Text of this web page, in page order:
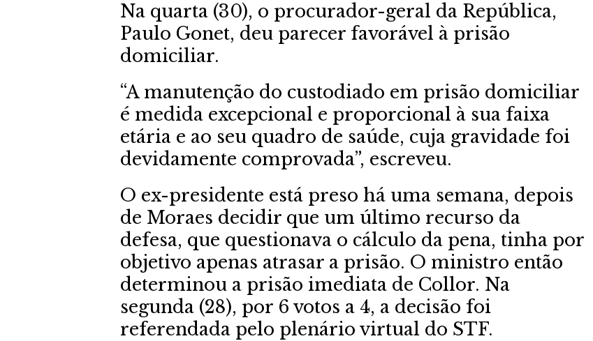
Na quarta (30), o procurador-geral da República,
Paulo Gonet, deu parecer favorável à prisão
domiciliar.
“A manutenção do custodiado em prisão domiciliar
é medida excepcional e proporcional à sua faixa
etária e ao seu quadro de saúde, cuja gravidade foi
devidamente comprovada”, escreveu.
O ex-presidente está preso há uma semana, depois
de Moraes decidir que um último recurso da
defesa, que questionava o cálculo da pena, tinha por
objetivo apenas atrasar a prisão. O ministro então
determinou a prisão imediata de Collor. Na
segunda (28), por 6 votos a 4, a decisão foi
referendada pelo plenário virtual do STF.